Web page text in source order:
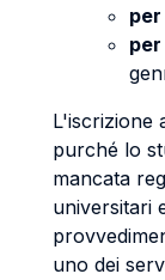
L'iscrizione
purché lo
mancata
universitari
uno dei